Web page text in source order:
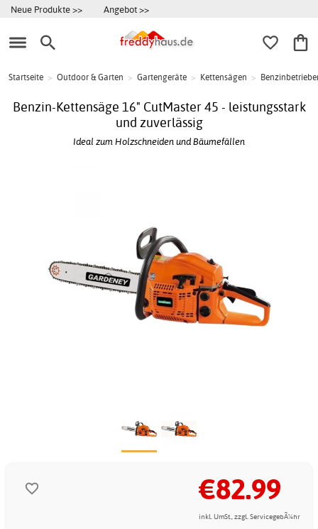
Neue Produkte >> Angebot >>
Startseite > Outdoor & Garten > Gartengeräte > Kettensägen >
Benzin-Kettensäge 16" CutMaster 45 - leistungsstark
und zuverlässig
Ideal zum Holzschneiden und Bäumefällen
€82.99
inkl. UmSt., zzgl. ServicegebÃ¼hr